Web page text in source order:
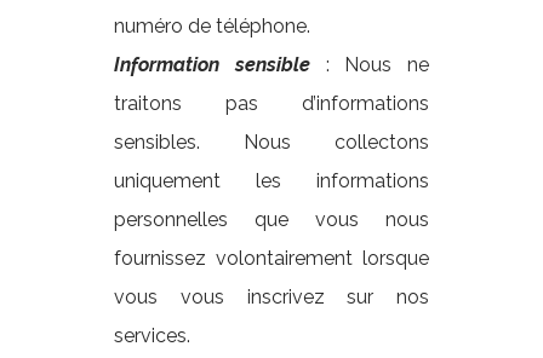
numéro de téléphone.
Information sensible: Nous ne
traitons pas d’informations
sensibles. Nous collectons
uniquement les informations
personnelles que vous nous
fournissez volontairement lorsque
vous vous inscrivez sur nos
services.